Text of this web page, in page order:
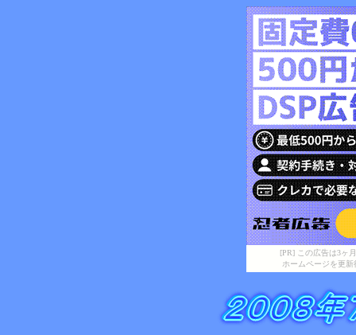
[PR] この広告は3ヶ
ホームページを更